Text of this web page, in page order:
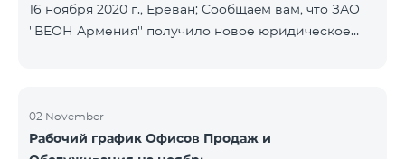
16 ноября 2020 г., Ереван; Сообщаeм вам, что ЗАО
''ВЕОН Армения'' получило новое юридическое
2020 года. Внесенное изменение никоим образом
не повлияет на права, обязанности и услуги,
02 November
Рабочий график Офисов Продаж и